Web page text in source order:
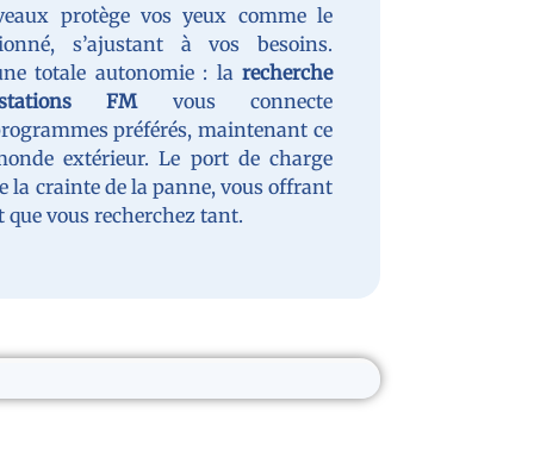
protège vos yeux comme le
s’ajustant à vos besoins.
totale autonomie : la recherche
FMvous connecte
préférés, maintenant ce
extérieur. Le port de charge
la crainte de la panne, vous offrant
vous recherchez tant.